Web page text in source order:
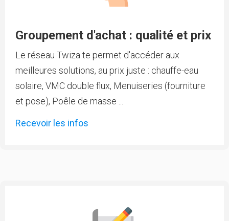
Groupement d'achat : qualité et prix
Le réseau Twiza te permet d'accéder aux
meilleures solutions, au prix juste : chauffe-eau
solaire, VMC double flux, Menuiseries (fourniture
et pose), Poêle de masse ...
Recevoir les infos